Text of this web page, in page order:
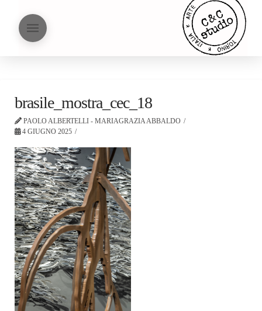
brasile_mostra_cec_18
PAOLO ALBERTELLI - MARIAGRAZIA ABBALDO
4 GIUGNO 2025